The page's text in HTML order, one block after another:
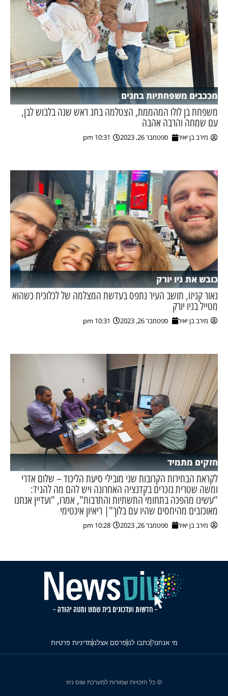
מככבים משפחתיות בחגים
משפחת בן לולו המהממת, הצטלמה בחג ראש שנה בלבוש לבן,
עם שמחה והרבה אהבה
מירב בן יאיר ספטמבר 26, 2023 10:31 pm
כובש את ניו יורק
נאור קניזו, תושב העיר נתפס בעדשת המצלמה של לכלוכית כשהוא
מטייל בניו יורק
מירב בן יאיר ספטמבר 26, 2023 10:31 pm
חזקים מתמיד
לקראת הבחירות הקרובות שני מובילי סיעת הליכוד – שלום אדרי
ומשה שטרית נזכרים בקדנציה האחרונה ויש להם מה להגיד:
"עשינו מהפכה בתחומי התשתיות והתרבות", אמרו, "ועדיין אנחנו
מאוכזבים מהיחסים שהיו עם בלוך"| ריאיון אינטימי
מירב בן יאיר ספטמבר 26, 2023 10:28 pm
מי אנחנו?כתבו לנופרסם אצלנומדיניות פרטיות
© כל הזכויות שמורות למערכת שוס ניוז